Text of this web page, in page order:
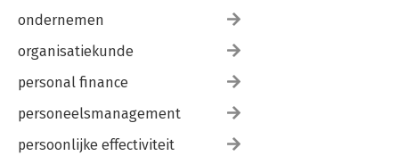
ondernemen
organisatiekunde
personal finance
personeelsmanagement
persoonlijke effectiviteit